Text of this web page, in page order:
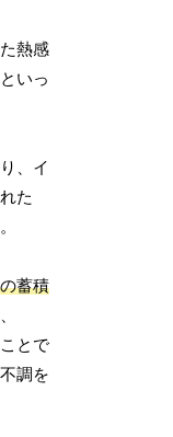
熱感
いっ
、イ
た
蓄積
とで
調を